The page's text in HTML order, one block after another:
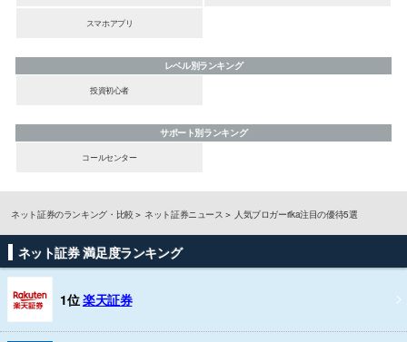
スマホアプリ
レベル別ランキング
投資初心者
サポート別ランキング
コールセンター
ネット証券のランキング・比較 ネット証券ニュース 人気ブロガーrika注目の優待5選
ネット証券 満足度ランキング
1位楽天証券